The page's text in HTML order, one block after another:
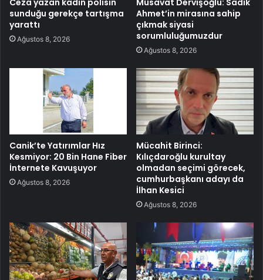
sunduğu gerekçe tartışma
yarattı
Ağustos 8, 2026
Ahmet’in mirasına sahip
çıkmak siyasi
sorumluluğumuzdur
Ağustos 8, 2026
Canik’te Yatırımlar Hız
Kesmiyor: 20 Bin Hane Fiber
İnternete Kavuşuyor
Ağustos 8, 2026
Mücahit Birinci:
Kılıçdaroğlu kurultay
olmadan seçimi görecek,
cumhurbaşkanı adayı da
İlhan Kesici
Ağustos 8, 2026